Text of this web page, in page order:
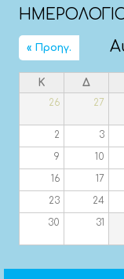
« Προηγ.
Κ Δ
26 27
2 3
9 10
16 17
23 24
30 31